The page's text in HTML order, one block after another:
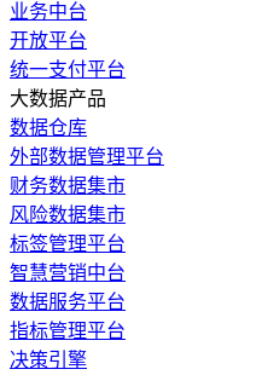
业务中台
开放平台
统一支付平台
大数据产品
数据仓库
外部数据管理平台
财务数据集市
风险数据集市
标签管理平台
智慧营销中台
数据服务平台
指标管理平台
决策引擎